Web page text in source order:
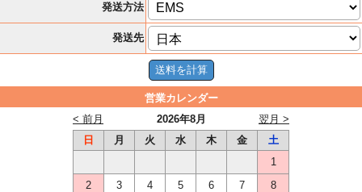
発送方法
発送先
営業カレンダー
2026年8月
< 前月
翌月 >
日
月 火 水 木 金
土
1
2
3 4 5 6 7
8